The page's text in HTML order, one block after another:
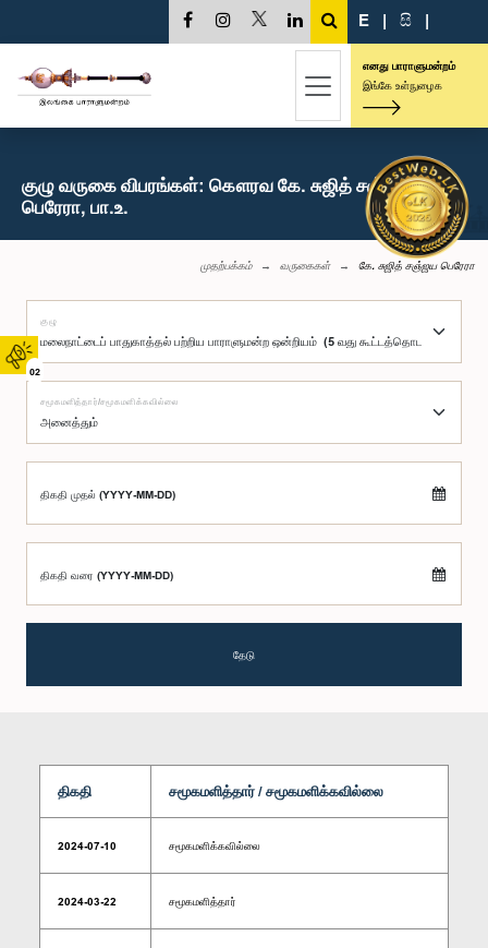
02
E | සි |
எனது பாராளுமன்றம்
இங்கே உள்நுழைக
குழு வருகை விபரங்கள்: கௌரவ கே. சுஜித் சஞ்ஜய
பெரேரா, பா.உ.
முதற்பக்கம் வருகைகள் கே. சுஜித் சஞ்ஜய பெரேரா
குழு
சமூகமளித்தார்/சமூகமளிக்கவில்லை
திகதி முதல் (YYYY-MM-DD)
திகதி வரை (YYYY-MM-DD)
தேடு
திகதி சமூகமளித்தார் / சமூகமளிக்கவில்லை
2024-07-10 சமூகமளிக்கவில்லை
2024-03-22 சமூகமளித்தார்